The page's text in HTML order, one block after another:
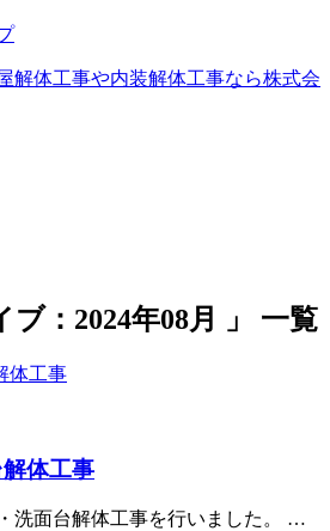
ブ：2024年08月 」 一覧
体工事
洗面台解体工事を行いました。 …